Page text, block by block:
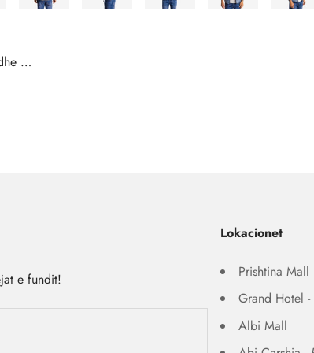
e fundit!
Lokacionet
Prishtina Mall
Grand Hotel -
Albi Mall